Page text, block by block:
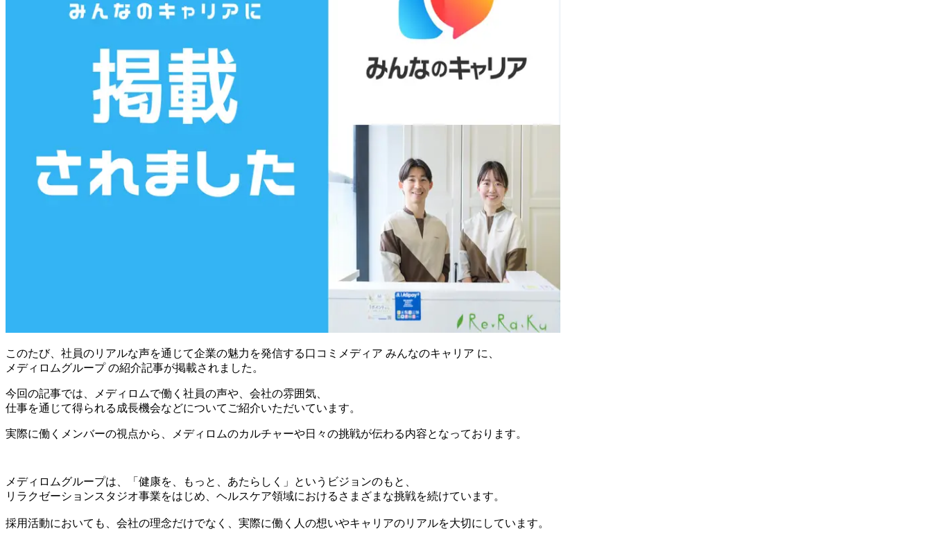
このたび、社員のリアルな声を通じて企業の魅力を発信する口コミメディア みんなのキャリア に、
メディロムグループ の紹介記事が掲載されました。
今回の記事では、メディロムで働く社員の声や、会社の雰囲気、
仕事を通じて得られる成長機会などについてご紹介いただいています。
実際に働くメンバーの視点から、メディロムのカルチャーや日々の挑戦が伝わる内容となっております。
メディロムグループは、「健康を、もっと、あたらしく」というビジョンのもと、
リラクゼーションスタジオ事業をはじめ、ヘルスケア領域におけるさまざまな挑戦を続けています。
採用活動においても、会社の理念だけでなく、実際に働く人の想いやキャリアのリアルを大切にしています。